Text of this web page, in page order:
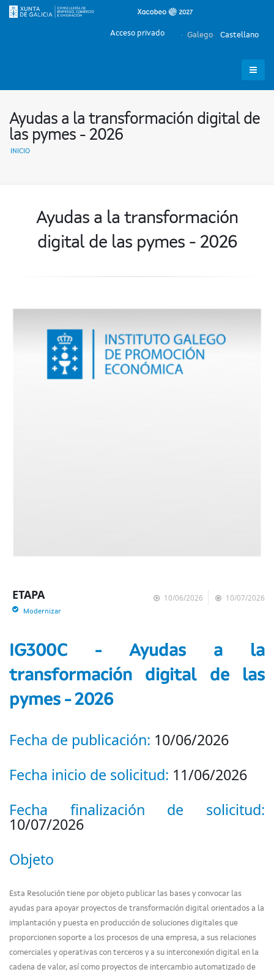
Galego Castellano
Acceso privado
Ayudas a la transformación digital de
las pymes - 2026
INICIO
Ayudas a la transformación
digital de las pymes - 2026
10/06/2026 10/07/2026
ETAPA
Modernizar
IG300C - Ayudas a la
transformación digital de las
pymes - 2026
Fecha de publicación: 10/06/2026
Fecha inicio de solicitud: 11/06/2026
Fecha finalización de solicitud:
10/07/2026
Objeto
Esta Resolución tiene por objeto publicar las bases y convocar las
ayudas para apoyar proyectos de transformación digital orientados a la
implantación y puesta en producción de soluciones digitales que
proporcionen soporte a los procesos de una empresa, a sus relaciones
comerciales y operativas con terceros y a su interconexión digital en la
cadena de valor, así como proyectos de intercambio automatizado de